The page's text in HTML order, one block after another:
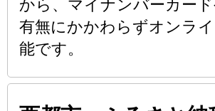
から、マイナンバーカー
有無にかかわらずオンラ
能です。